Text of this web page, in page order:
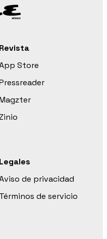
Revista
Store
Legales
de privacidad
Términos de servicio